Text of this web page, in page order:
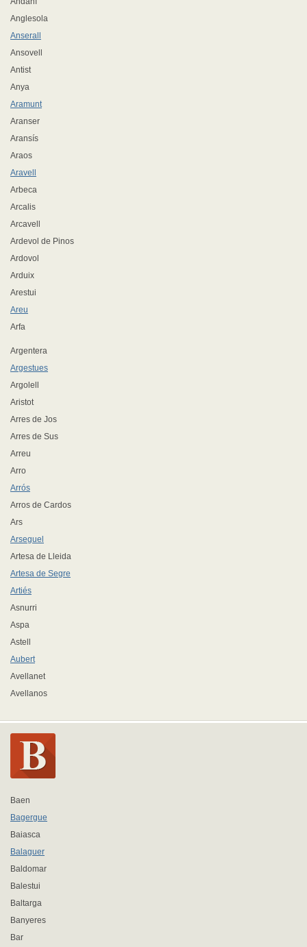
Anglesola
Anserall
Ansovell
Antist
Anya
Aramunt
Aranser
Aransís
Araos
Aravell
Arbeca
Arcalis
Arcavell
Ardevol de Pinos
Ardovol
Arduix
Arestui
Areu
Arfa
Argentera
Argestues
Argolell
Aristot
Arres de Jos
Arres de Sus
Arreu
Arro
Arrós
Arros de Cardos
Ars
Arseguel
Artesa de Lleida
Artesa de Segre
Artiés
Asnurri
Aspa
Astell
Aubert
Avellanet
Avellanos
Baen
Bagergue
Baiasca
Balaguer
Baldomar
Balestui
Baltarga
Banyeres
Bar